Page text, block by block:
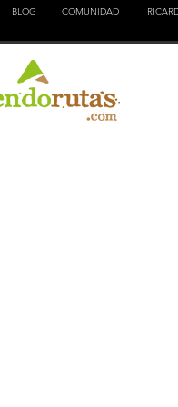
BLOG COMUNIDAD